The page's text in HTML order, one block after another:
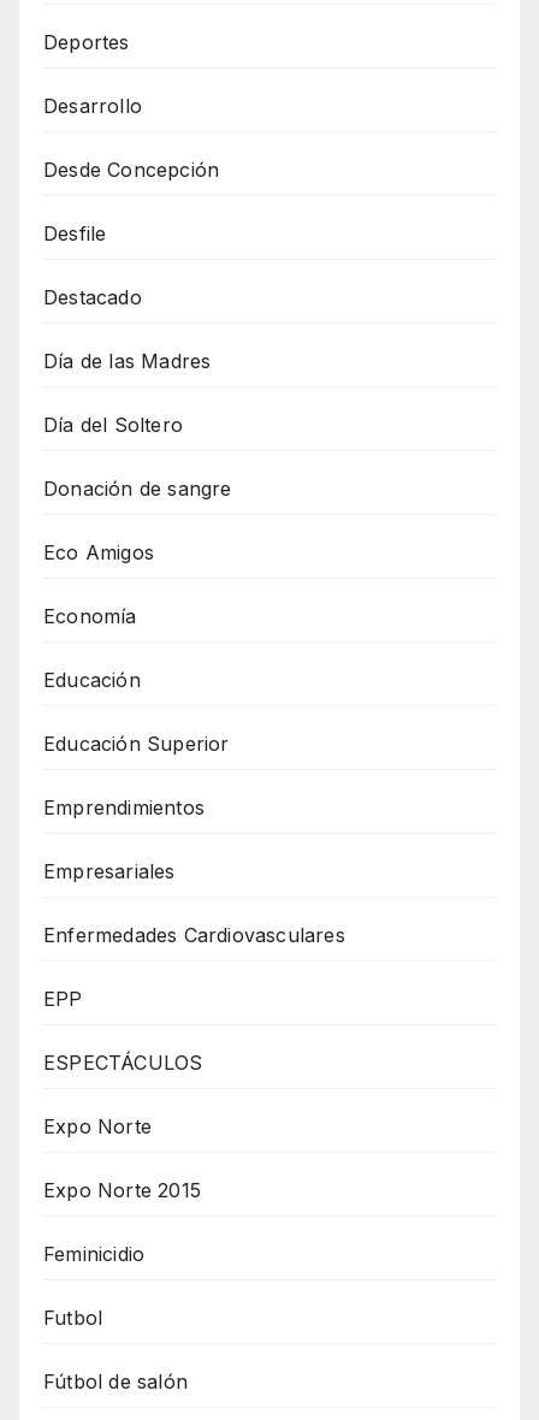
Deportes
Desarrollo
Desde Concepción
Desfile
Destacado
Día de las Madres
Día del Soltero
Donación de sangre
Eco Amigos
Economía
Educación
Educación Superior
Emprendimientos
Empresariales
Enfermedades Cardiovasculares
EPP
ESPECTÁCULOS
Expo Norte
Expo Norte 2015
Feminicidio
Futbol
Fútbol de salón